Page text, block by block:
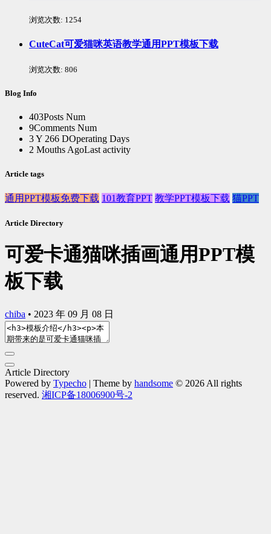
浏览次数: 1254
CuteCat可爱猫咪英语教学通用PPT模板下载
浏览次数: 806
Blog Info
403Posts Num
9Comments Num
3 Y 266 DOperating Days
2 Mouths AgoLast activity
Article tags
通用PPT模板免费下载 101教育PPT 教学PPT模板下载 猫PPT
Article Directory
可爱卡通猫咪插画通用PPT模
板下载
chiba • 2023 年 09 月 08 日
Article Directory
Powered by Typecho | Theme by handsome © 2026 All rights
reserved. 湘ICP备18006900号-2